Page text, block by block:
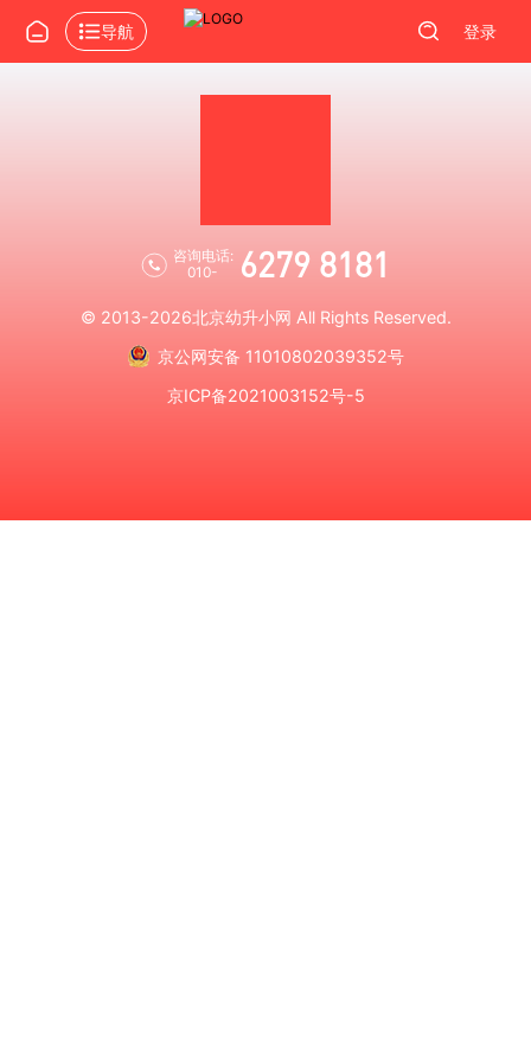
导航 登录
咨询电话:
010-
6279 8181
© 2013-2026北京幼升小网 All Rights Reserved.
京公网安备 11010802039352号
京ICP备2021003152号-5